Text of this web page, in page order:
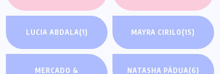
LUCIA ABDALA(1) MAYRA CIRILO(15)
MERCADO &
NATASHA PÁDUA(6)